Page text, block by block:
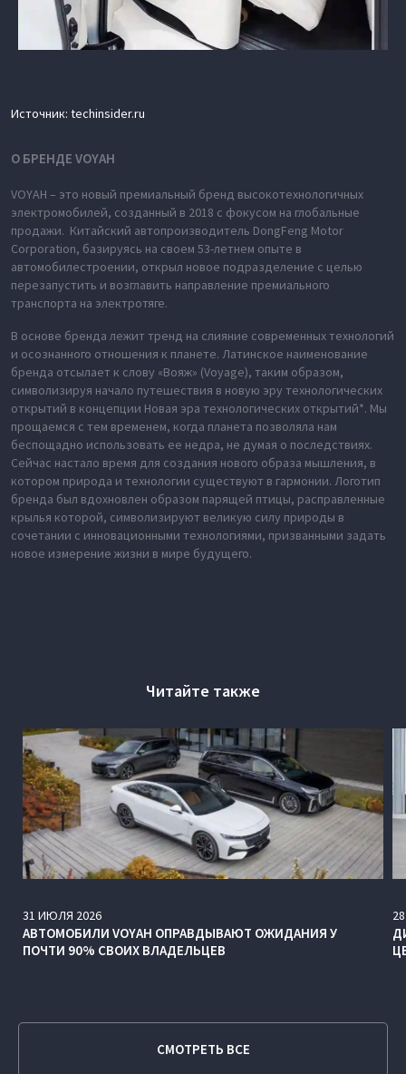
Источник: techinsider.ru
О БРЕНДЕ VOYAH
VOYAH – это новый премиальный бренд высокотехнологичных
электромобилей, созданный в 2018 с фокусом на глобальные
продажи. Китайский автопроизводитель DongFeng Motor
Corporation, базируясь на своем 53-летнем опыте в
автомобилестроении, открыл новое подразделение с целью
перезапустить и возглавить направление премиального
транспорта на электротяге.
В основе бренда лежит тренд на слияние современных технологий
и осознанного отношения к планете. Латинское наименование
бренда отсылает к слову «Вояж» (Voyage), таким образом,
символизируя начало путешествия в новую эру технологических
открытий в концепции Новая эра технологических открытий*. Мы
прощаемся с тем временем, когда планета позволяла нам
беспощадно использовать ее недра, не думая о последствиях.
Сейчас настало время для создания нового образа мышления, в
котором природа и технологии существуют в гармонии. Логотип
бренда был вдохновлен образом парящей птицы, расправленные
крылья которой, символизируют великую силу природы в
сочетании с инновационными технологиями, призванными задать
новое измерение жизни в мире будущего.
Читайте также
31 ИЮЛЯ 2026
АВТОМОБИЛИ VOYAH ОПРАВДЫВАЮТ ОЖИДАНИЯ У
ПОЧТИ 90% СВОИХ ВЛАДЕЛЬЦЕВ
28
СМОТРЕТЬ ВСЕ